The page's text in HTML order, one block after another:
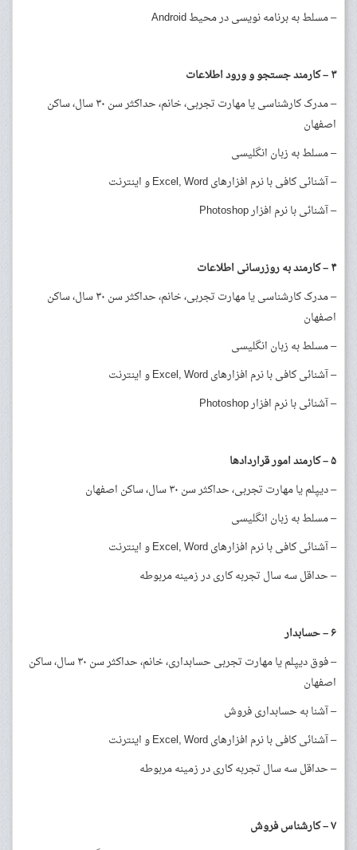
– مسلط به برنامه نویسی در محیط Android
۳–کارمند جستجو و ورود اطلاعات
– مدرک کارشناسی یا مهارت تجربی، خانم، حداکثر سن ۳۰ سال، ساکن
اصفهان
– مسلط به زبان انگلیسی
– آشنائی کافی با نرم افزارهای Excel, Word و اینترنت
– آشنائی با نرم افزار Photoshop
۴–کارمند به روزرسانی اطلاعات
– مدرک کارشناسی یا مهارت تجربی، خانم، حداکثر سن ۳۰ سال، ساکن
اصفهان
– مسلط به زبان انگلیسی
– آشنائی کافی با نرم افزارهای Excel, Word و اینترنت
– آشنائی با نرم افزار Photoshop
۵–کارمند امور قراردادها
– دیپلم یا مهارت تجربی، حداکثر سن ۳۰ سال، ساکن اصفهان
– مسلط به زبان انگلیسی
– آشنائی کافی با نرم افزارهای Excel, Word و اینترنت
– حداقل سه سال تجربه کاری در زمینه مربوطه
۶–حسابدار
– فوق دیپلم یا مهارت تجربی حسابداری، خانم، حداکثر سن ۳۰ سال، ساکن
اصفهان
– آشنا به حسابداری فروش
– آشنائی کافی با نرم افزارهای Excel, Word و اینترنت
– حداقل سه سال تجربه کاری در زمینه مربوطه
۷–کارشناس فروش